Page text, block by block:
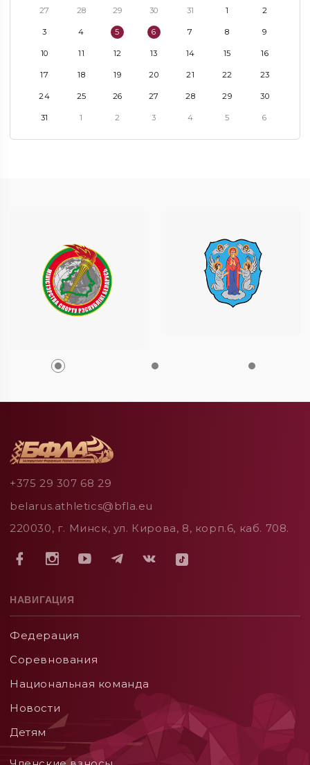
27 28 29 30 31 1 2
3 4 5 6 7 8 9
10 11 12 13 14 15 16
17 18 19 20 21 22 23
24 25 26 27 28 29 30
31 1 2 3 4 5 6
+375 29 307 68 29
belarus.athletics@bfla.eu
220030, г. Минск, ул. Кирова, 8, корп.6, каб. 708.
НАВИГАЦИЯ
Федерация
Соревнования
Национальная команда
Новости
Детям